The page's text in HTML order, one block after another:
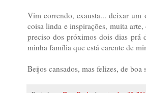
Vim correndo, exausta... deixar
coisa linda e inspirações, muita
preciso dos próximos dois dias prá
minha família que está carente de
Beijos cansados, mas felizes, de boa